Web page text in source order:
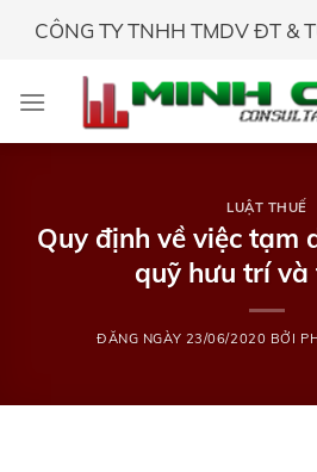
CÔNG TY TNHH TMDV ĐT &
LUẬT THUẾ
Quy định về việc tạm
quỹ hưu trí
ĐĂNG NGÀY 23/06/2020 BỞI